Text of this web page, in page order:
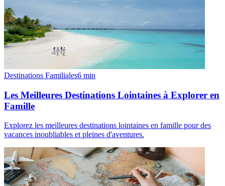
Destinations Familiales6 min
Les Meilleures Destinations Lointaines à Explorer en
Famille
Explorez les meilleures destinations lointaines en famille pour des
vacances inoubliables et pleines d'aventures.